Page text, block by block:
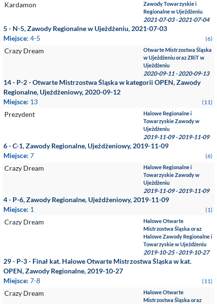
Kardamon
Zawody Towarzyskie i
Regionalne w Ujeżdżeniu
2021-07-03 - 2021-07-04
5 - N-5, Zawody Regionalne w Ujeżdżeniu, 2021-07-03
Miejsce: 4-5 (6)
Crazy Dream
Otwarte Mistrzostwa Śląska
w Ujeżdżeniu oraz ZRiT w
Ujeżdżeniu
2020-09-11 - 2020-09-13
14 - P-2 - Otwarte Mistrzostwa Śląska w kategorii OPEN, Zawody
Regionalne, Ujeżdżeniowy, 2020-09-12
Miejsce: 13 (11)
Prezydent
Halowe Regionalne i
Towarzyskie Zawody w
Ujeżdżeniu
2019-11-09 - 2019-11-09
6 - C-1, Zawody Regionalne, Ujeżdżeniowy, 2019-11-09
Miejsce: 7 (6)
Crazy Dream
Halowe Regionalne i
Towarzyskie Zawody w
Ujeżdżeniu
2019-11-09 - 2019-11-09
4 - P-6, Zawody Regionalne, Ujeżdżeniowy, 2019-11-09
Miejsce: 1 (1)
Crazy Dream
Halowe Otwarte
Mistrzostwa Śląska oraz
Halowe Zawody Regionalne i
Towarzyskie w Ujeżdżeniu
2019-10-25 - 2019-10-27
29 - P-3 - Finał kat. Halowe Otwarte Mistrzostwa Śląska w kat.
OPEN, Zawody Regionalne, 2019-10-27
Miejsce: 7-8 (11)
Crazy Dream
Halowe Otwarte
Mistrzostwa Śląska oraz